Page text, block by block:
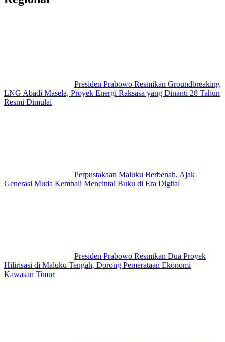
Presiden Prabowo Resmikan Groundbreaking
LNG Abadi Masela, Proyek Energi Raksasa yang Dinanti 28 Tahun
Resmi Dimulai
Perpustakaan Maluku Berbenah, Ajak
Generasi Muda Kembali Mencintai Buku di Era Digital
Presiden Prabowo Resmikan Dua Proyek
Hilirisasi di Maluku Tengah, Dorong Pemerataan Ekonomi
Kawasan Timur